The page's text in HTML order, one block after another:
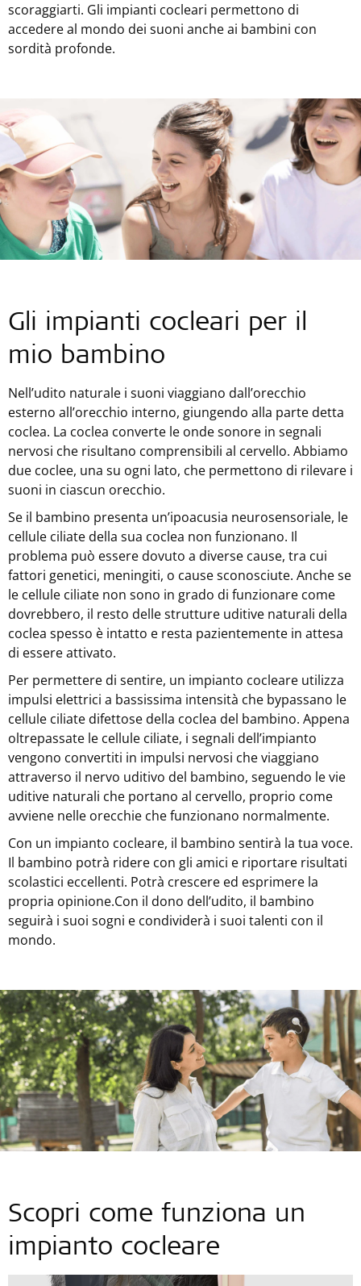
scoraggiarti. Gli impianti cocleari permettono di
accedere al mondo dei suoni anche ai bambini con
sordità profonde.
Gli impianti cocleari per il
mio bambino
Nell’udito naturale i suoni viaggiano dall’orecchio
esterno all’orecchio interno, giungendo alla parte detta
coclea. La coclea converte le onde sonore in segnali
nervosi che risultano comprensibili al cervello. Abbiamo
due coclee, una su ogni lato, che permettono di rilevare i
suoni in ciascun orecchio.
Se il bambino presenta un’ipoacusia neurosensoriale, le
cellule ciliate della sua coclea non funzionano. Il
problema può essere dovuto a diverse cause, tra cui
fattori genetici, meningiti, o cause sconosciute. Anche se
le cellule ciliate non sono in grado di funzionare come
dovrebbero, il resto delle strutture uditive naturali della
coclea spesso è intatto e resta pazientemente in attesa
di essere attivato.
Per permettere di sentire, un impianto cocleare utilizza
impulsi elettrici a bassissima intensità che bypassano le
cellule ciliate difettose della coclea del bambino. Appena
oltrepassate le cellule ciliate, i segnali dell’impianto
vengono convertiti in impulsi nervosi che viaggiano
attraverso il nervo uditivo del bambino, seguendo le vie
uditive naturali che portano al cervello, proprio come
avviene nelle orecchie che funzionano normalmente.
Con un impianto cocleare, il bambino sentirà la tua voce.
Il bambino potrà ridere con gli amici e riportare risultati
scolastici eccellenti. Potrà crescere ed esprimere la
propria opinione.Con il dono dell’udito, il bambino
seguirà i suoi sogni e condividerà i suoi talenti con il
mondo.
Scopri come funziona un
impianto cocleare